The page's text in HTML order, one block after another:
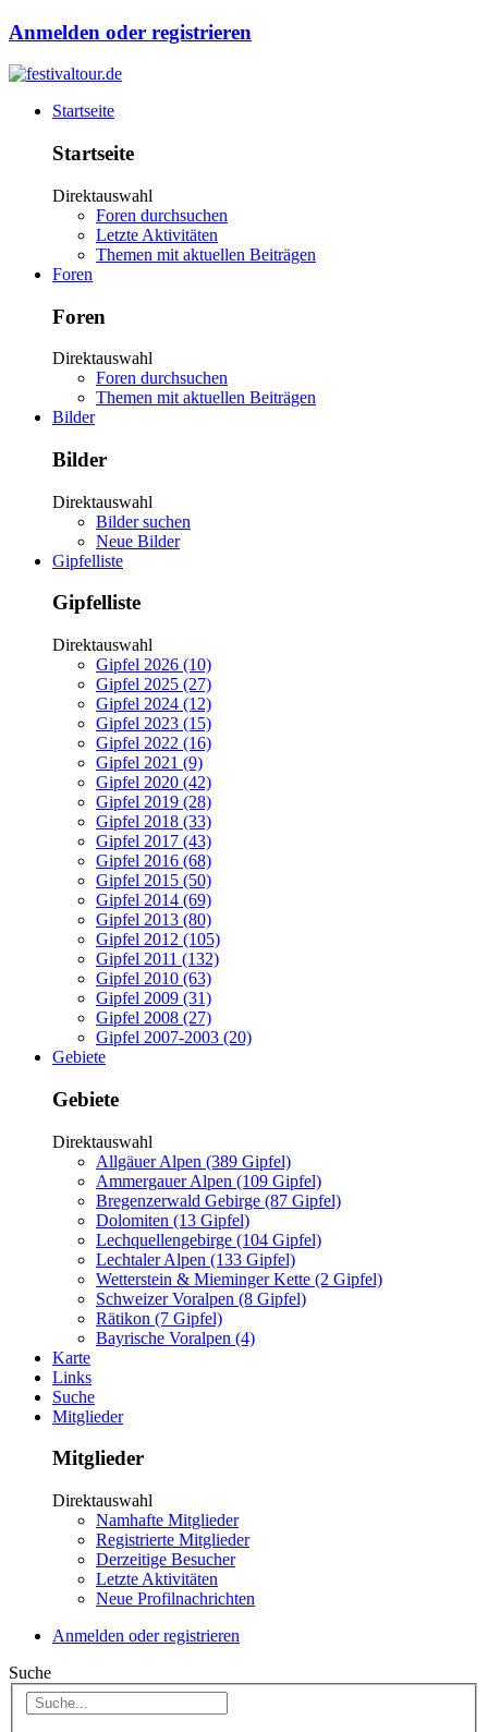
Anmelden oder registrieren
Startseite
Startseite
Direktauswahl
Foren durchsuchen
Letzte Aktivitäten
Themen mit aktuellen Beiträgen
Foren
Foren
Direktauswahl
Foren durchsuchen
Themen mit aktuellen Beiträgen
Bilder
Bilder
Direktauswahl
Bilder suchen
Neue Bilder
Gipfelliste
Gipfelliste
Direktauswahl
Gipfel 2026 (10)
Gipfel 2025 (27)
Gipfel 2024 (12)
Gipfel 2023 (15)
Gipfel 2022 (16)
Gipfel 2021 (9)
Gipfel 2020 (42)
Gipfel 2019 (28)
Gipfel 2018 (33)
Gipfel 2017 (43)
Gipfel 2016 (68)
Gipfel 2015 (50)
Gipfel 2014 (69)
Gipfel 2013 (80)
Gipfel 2012 (105)
Gipfel 2011 (132)
Gipfel 2010 (63)
Gipfel 2009 (31)
Gipfel 2008 (27)
Gipfel 2007-2003 (20)
Gebiete
Gebiete
Direktauswahl
Allgäuer Alpen (389 Gipfel)
Ammergauer Alpen (109 Gipfel)
Bregenzerwald Gebirge (87 Gipfel)
Dolomiten (13 Gipfel)
Lechquellengebirge (104 Gipfel)
Lechtaler Alpen (133 Gipfel)
Wetterstein & Mieminger Kette (2 Gipfel)
Schweizer Voralpen (8 Gipfel)
Rätikon (7 Gipfel)
Bayrische Voralpen (4)
Karte
Links
Suche
Mitglieder
Mitglieder
Direktauswahl
Namhafte Mitglieder
Registrierte Mitglieder
Derzeitige Besucher
Letzte Aktivitäten
Neue Profilnachrichten
Anmelden oder registrieren
Suche